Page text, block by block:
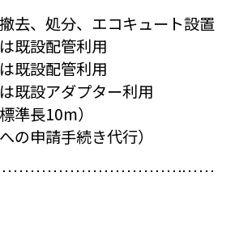
去、処分、エコキュート設置
既設配管利用
既設配管利用
既設アダプター利用
準長10m）
の申請手続き代行）